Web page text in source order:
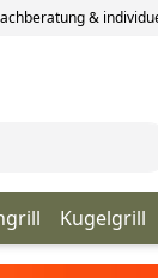
&
Kugelgrill